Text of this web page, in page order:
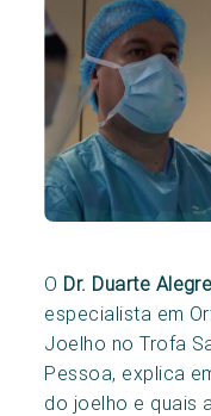
O Dr. Duarte Alegre
especialista em
Joelho no Trofa
Pessoa, explica
do joelho e quais